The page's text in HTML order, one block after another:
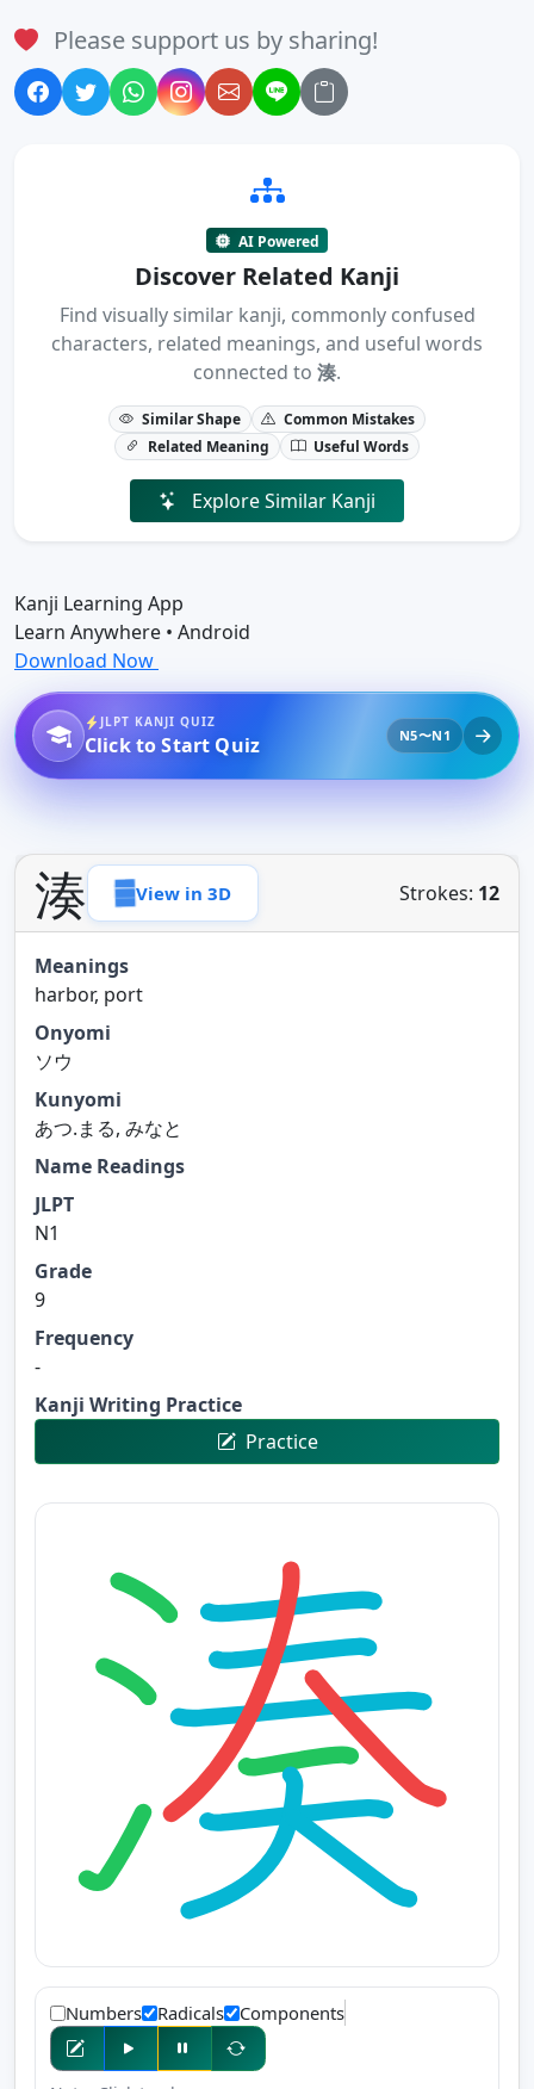
Please support us by sharing!
AI Powered
Discover Related Kanji
Find visually similar kanji, commonly confused
characters, related meanings, and useful words
connected to 湊.
Similar Shape
Common Mistakes
Related Meaning
Useful Words
Explore Similar Kanji
Kanji Learning App
Learn Anywhere • Android
Download Now
JLPT KANJI QUIZ
Click to Start Quiz N5〜N1
湊 View in 3D Strokes: 12
Meanings
harbor, port
Onyomi
ソウ
Kunyomi
あつ.まる, みなと
Name Readings
JLPT
N1
Grade
9
Frequency
-
Kanji Writing Practice
Practice
Numbers Radicals Components